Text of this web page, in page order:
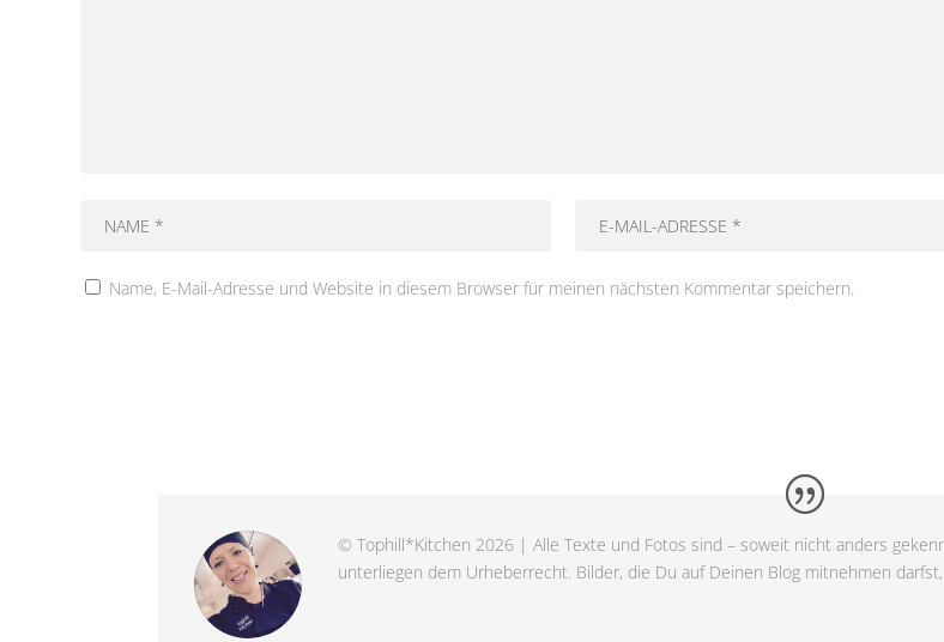
Name, E-Mail-Adresse und Website in diesem Browser für meinen nächsten Kommentar speichern.
© Tophill*Kitchen 2026 | Alle Texte und Fotos sind – soweit nicht anders
unterliegen dem Urheberrecht. Bilder, die Du auf Deinen Blog mitnehmen